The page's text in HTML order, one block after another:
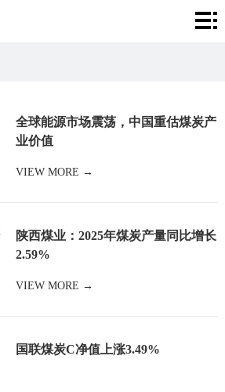
全球能源市场震荡，中国重估煤炭产
业价值
VIEW MORE →
陕西煤业：2025年煤炭产量同比增长
2.59%
VIEW MORE →
国联煤炭C净值上涨3.49%